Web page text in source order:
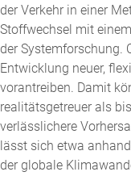
der Verkehr in einer
Stoffwechsel mit
der Systemforschung.
Entwicklung neuer,
vorantreiben. Damit
realitätsgetreuer als
verlässlichere
lässt sich etwa
der globale